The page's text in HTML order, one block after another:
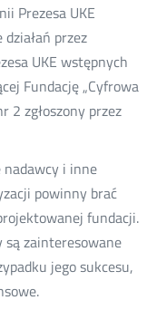
Prezesa UKE
przez
UKE wstępnych
Fundację „Cyfrowa
2 zgłoszony przez
nadawcy i inne
powinny brać
fundacji.
zainteresowane
jego sukcesu,